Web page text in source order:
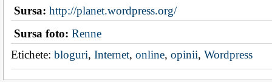
Sursa: http://planet.wordpress.org/
Sursa foto: Renne
Etichete: bloguri, Internet, online, opinii, Wordpress